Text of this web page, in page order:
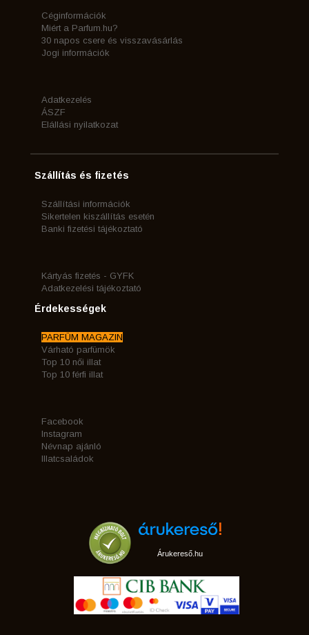
Céginformációk
Miért a Parfum.hu?
30 napos csere és visszavásárlás
Jogi információk
Adatkezelés
ÁSZF
Elállási nyilatkozat
Szállítás és fizetés
Szállítási információk
Sikertelen kiszállítás esetén
Banki fizetési tájékoztató
Kártyás fizetés - GYFK
Adatkezelési tájékoztató
Érdekességek
PARFÜM MAGAZIN
Várható parfümök
Top 10 női illat
Top 10 férfi illat
Facebook
Instagram
Névnap ajánló
Illatcsaládok
Árukereső.hu